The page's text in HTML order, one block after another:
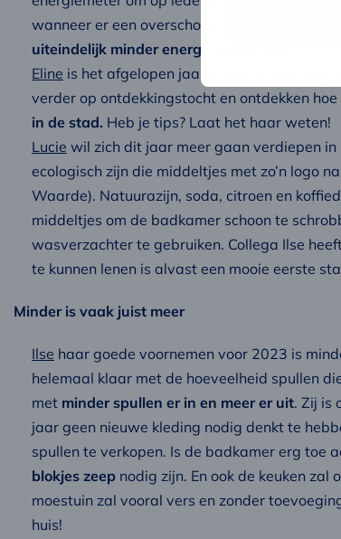
wanneer er een overschot aan energie is, bv.
uiteindelijk minder energie verbruiken.
Eline is het afgelopen jaar een moestuin
verder op ontdekkingstocht en ontdekken
in de stad. Heb je tips? Laat het haar weten!
Lucie wil zich dit jaar meer gaan verdiepen in
ecologisch zijn die middeltjes met zo’n logo
Waarde). Natuurazijn, soda, citroen en
middeltjes om de badkamer schoon te
wasverzachter te gebruiken. Collega Ilse
te kunnen lenen is alvast een mooie eerste
Minder is vaak juist meer
Ilse haar goede voornemen voor 2023 is
helemaal klaar met de hoeveelheid spullen
met minder spullen er in en meer er uit. Zij is
jaar geen nieuwe kleding nodig denkt te
spullen te verkopen. Is de badkamer erg toe
blokjes zeep nodig zijn. En ook de keuken
moestuin zal vooral vers en zonder
huis!